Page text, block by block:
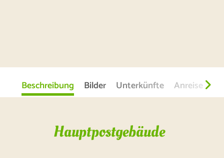
Beschreibung Bilder Unterkünfte Anreise
Hauptpostgebäude